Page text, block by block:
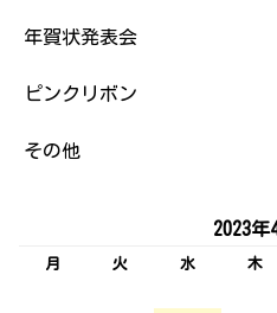
年賀状発表会
ピンクリボン
その他
2023年
月 火 水 木